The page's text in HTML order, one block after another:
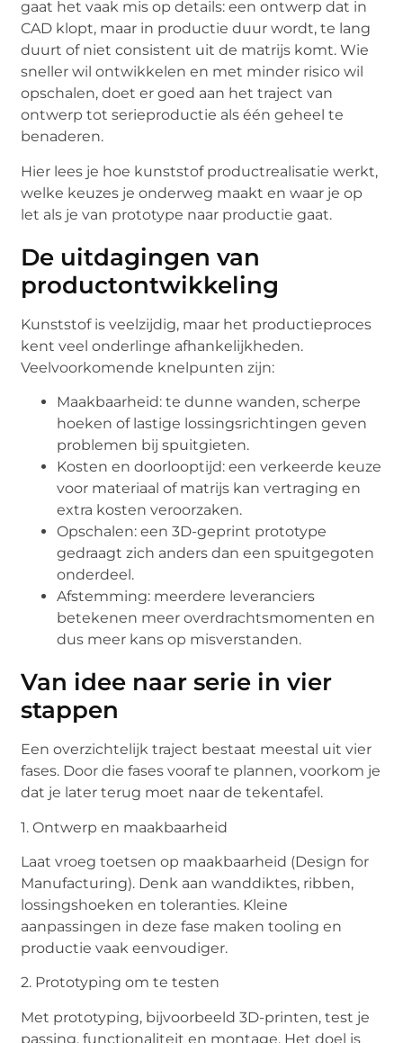
gaat het vaak mis op details: een ontwerp dat in
CAD klopt, maar in productie duur wordt, te lang
duurt of niet consistent uit de matrijs komt. Wie
sneller wil ontwikkelen en met minder risico wil
opschalen, doet er goed aan het traject van
ontwerp tot serieproductie als één geheel te
benaderen.
Hier lees je hoe kunststof productrealisatie werkt,
welke keuzes je onderweg maakt en waar je op
let als je van prototype naar productie gaat.
De uitdagingen van
productontwikkeling
Kunststof is veelzijdig, maar het productieproces
kent veel onderlinge afhankelijkheden.
Veelvoorkomende knelpunten zijn:
Maakbaarheid: te dunne wanden, scherpe
hoeken of lastige lossingsrichtingen geven
problemen bij spuitgieten.
Kosten en doorlooptijd: een verkeerde keuze
voor materiaal of matrijs kan vertraging en
extra kosten veroorzaken.
Opschalen: een 3D-geprint prototype
gedraagt zich anders dan een spuitgegoten
onderdeel.
Afstemming: meerdere leveranciers
betekenen meer overdrachtsmomenten en
dus meer kans op misverstanden.
Van idee naar serie in vier
stappen
Een overzichtelijk traject bestaat meestal uit vier
fases. Door die fases vooraf te plannen, voorkom je
dat je later terug moet naar de tekentafel.
1. Ontwerp en maakbaarheid
Laat vroeg toetsen op maakbaarheid (Design for
Manufacturing). Denk aan wanddiktes, ribben,
lossingshoeken en toleranties. Kleine
aanpassingen in deze fase maken tooling en
productie vaak eenvoudiger.
2. Prototyping om te testen
Met prototyping, bijvoorbeeld 3D-printen, test je
passing, functionaliteit en montage. Het doel is